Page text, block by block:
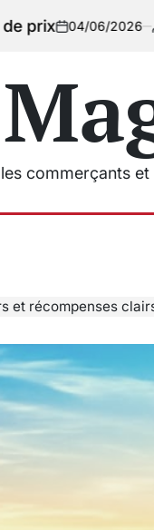
06/2026
Posted
commerçants et
récompenses clairs sur